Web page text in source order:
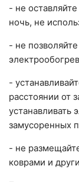
- не
ночь, не
- не
-
расстоянии от
устанавливать
замусоренных
- не
коврами и